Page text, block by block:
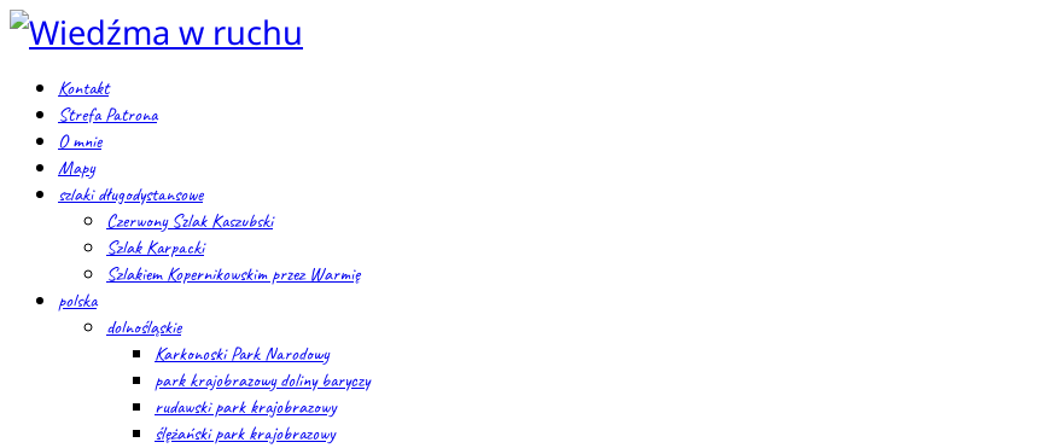
Kontakt
Strefa Patrona
O mnie
Mapy
szlaki długodystansowe
Czerwony Szlak Kaszubski
Szlak Karpacki
Szlakiem Kopernikowskim przez Warmię
polska
dolnośląskie
Karkonoski Park Narodowy
park krajobrazowy doliny baryczy
rudawski park krajobrazowy
ślężański park krajobrazowy